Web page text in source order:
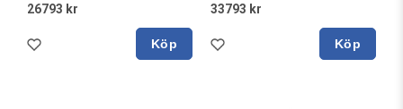
26793 kr
Köp
33793 kr
Köp